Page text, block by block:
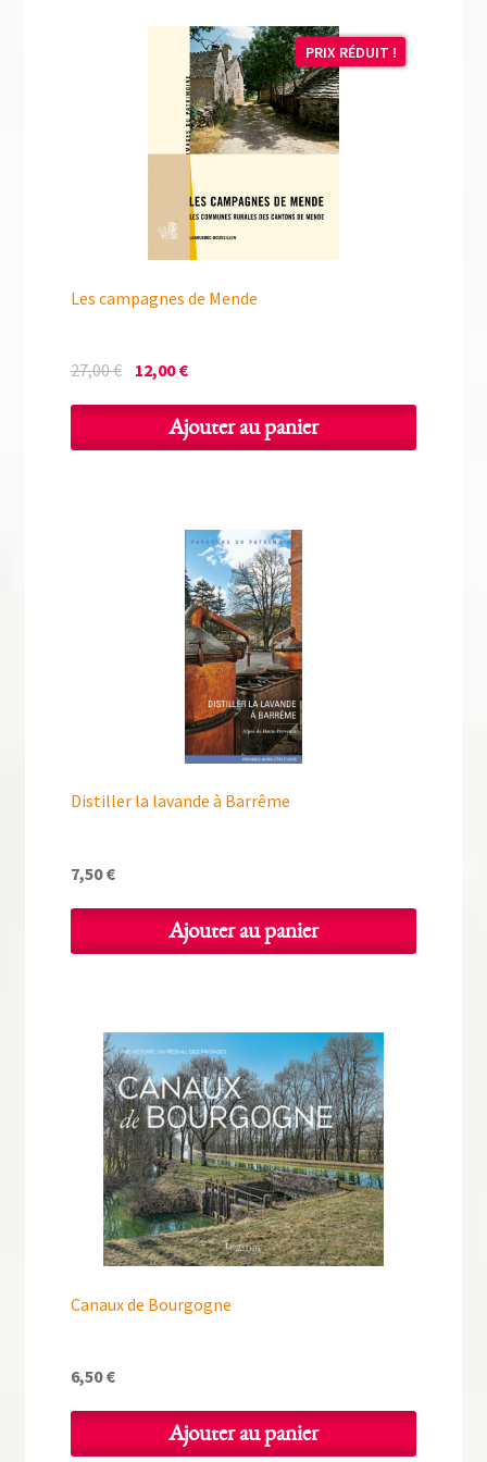
Les campagnes de Mende
PRIX RÉDUIT !
27,00€ Le
était :
12,00€Le
actuel
est :
Ajouter au panier
Distiller la lavande à Barrême
7,50€
Ajouter au panier
Canaux de Bourgogne
6,50€
Ajouter au panier